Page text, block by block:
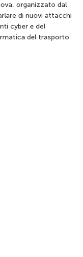
organizzato dal
di nuovi attacchi
cyber e del
del trasporto